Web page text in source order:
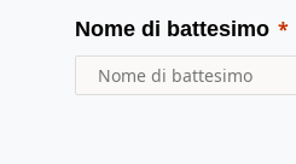
Nome di battesimo